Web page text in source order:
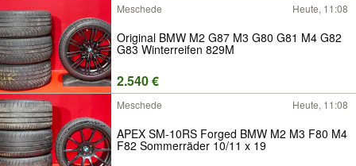
Meschede Heute, 11:08
Original BMW M2 G87 M3 G80 G81 M4 G82
G83 Winterreifen 829M
2.540 €
Meschede Heute, 11:08
APEX SM-10RS Forged BMW M2 M3 F80 M4
F82 Sommerräder 10/11 x 19